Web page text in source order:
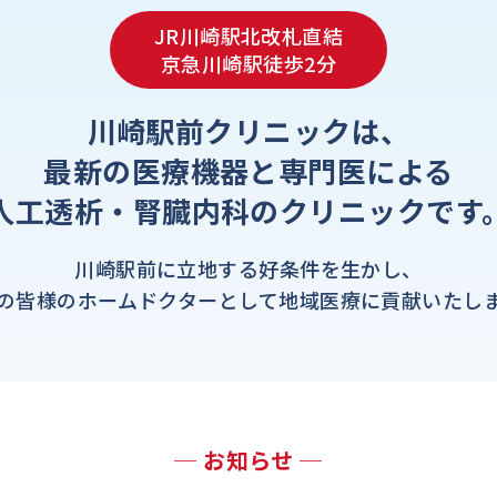
JR川崎駅北改札直結
京急川崎駅徒歩2分
川崎駅前クリニックは、
最新の医療機器と専門医による
工透析・腎臓内科のクリニックです。
川崎駅前に立地する好条件を生かし、
皆様のホームドクターとして地域医療に貢献いたしま
─ お知らせ ─